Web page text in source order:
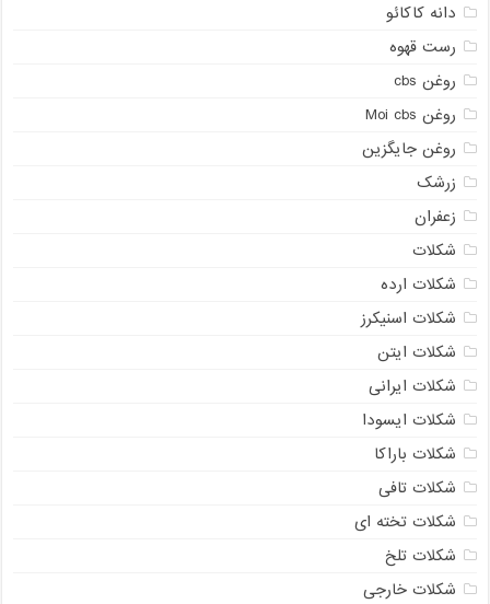
دانه کاکائو
رست قهوه
روغن cbs
روغن Moi cbs
روغن جایگزین
زرشک
زعفران
شکلات
شکلات ارده
شکلات اسنیکرز
شکلات ایتن
شکلات ایرانی
شکلات ایسودا
شکلات باراکا
شکلات تافی
شکلات تخته ای
شکلات تلخ
شکلات خارجی